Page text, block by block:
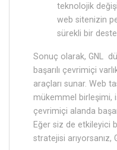
teknolojik
web sitenizin
sürekli bir
Sonuç olarak, GNL
başarılı çevrimiçi
araçları sunar. Web
mükemmel birleşimi,
çevrimiçi alanda
Eğer siz de etkileyici
stratejisi arıyorsanız,